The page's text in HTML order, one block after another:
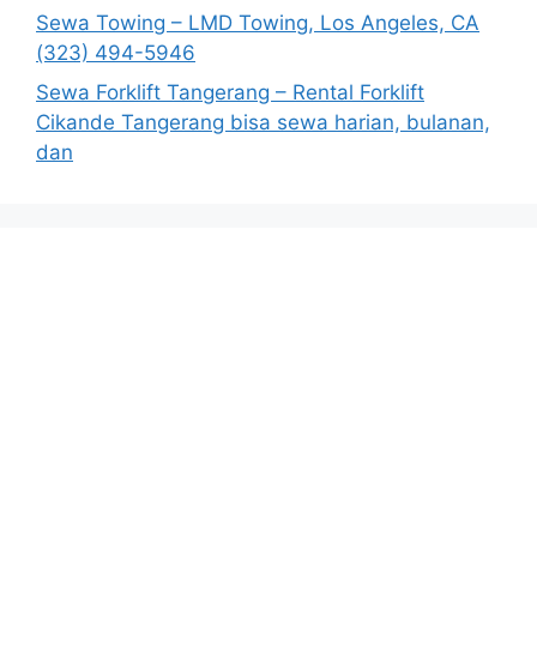
Sewa Towing – LMD Towing, Los Angeles, CA
(323) 494-5946
Sewa Forklift Tangerang – Rental Forklift
Cikande Tangerang bisa sewa harian, bulanan,
dan